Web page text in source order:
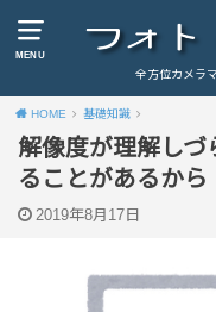
MENU
全方位カメラ
HOME 基礎知識
解像度が理解し
ることがあるから
2019年8月17日